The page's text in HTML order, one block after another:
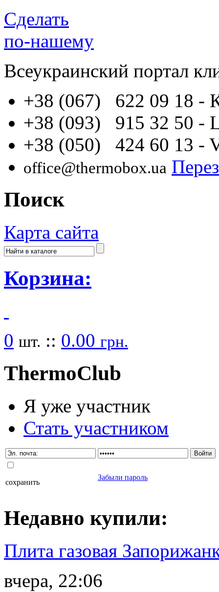
Сделать
по-нашему
Всеукраинский портал
+38 (067) 622 09 18 -
+38 (093) 915 32 50 -
+38 (050) 424 60 13 -
office@thermobox.ua
Поиск
Карта сайта
Корзина:
0 шт. :: 0.00 грн.
ThermoClub
Я уже участник
Стать участником
сохранить
Забыли пароль
Недавно купили:
Плита газовая
вчера, 22:06